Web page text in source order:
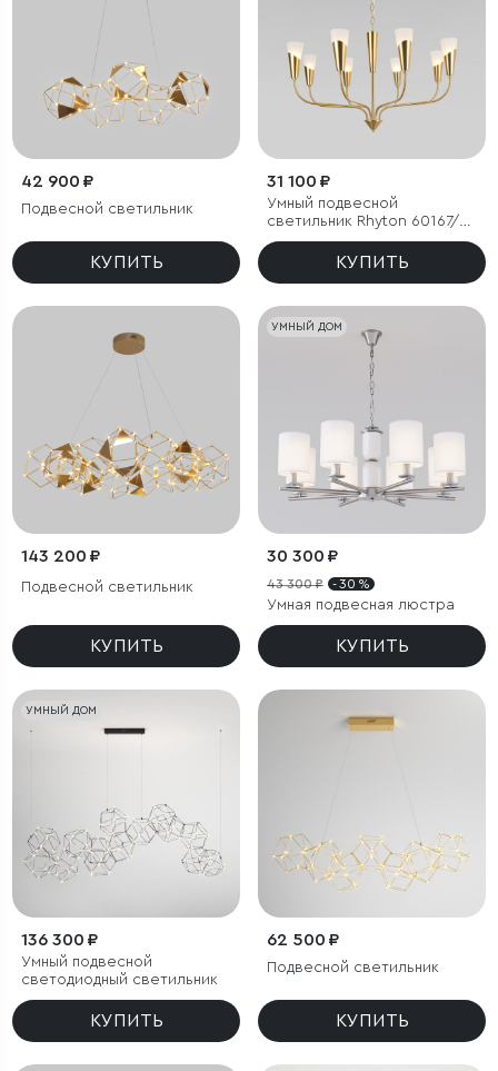
42 900 ₽
Подвесной светильник
КУПИТЬ
31 100 ₽
Умный подвесной
светильник Rhyton 60167/8
латунь
КУПИТЬ
143 200 ₽
Подвесной светильник
КУПИТЬ
УМНЫЙ ДОМ
30 300 ₽
43 300 ₽ - 30 %
Умная подвесная люстра
КУПИТЬ
УМНЫЙ ДОМ
136 300 ₽
Умный подвесной
светодиодный светильник
КУПИТЬ
62 500 ₽
Подвесной светильник
КУПИТЬ